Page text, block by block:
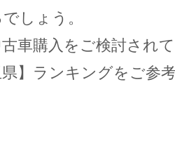
しょう。
車購入をご検討され
】ランキングをご参